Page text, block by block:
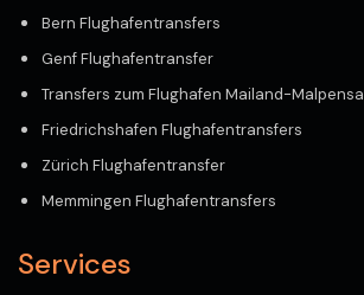
Bern Flughafentransfers
Genf Flughafentransfer
Transfers zum Flughafen Mailand-Malpensa
Friedrichshafen Flughafentransfers
Zürich Flughafentransfer
Memmingen Flughafentransfers
Services